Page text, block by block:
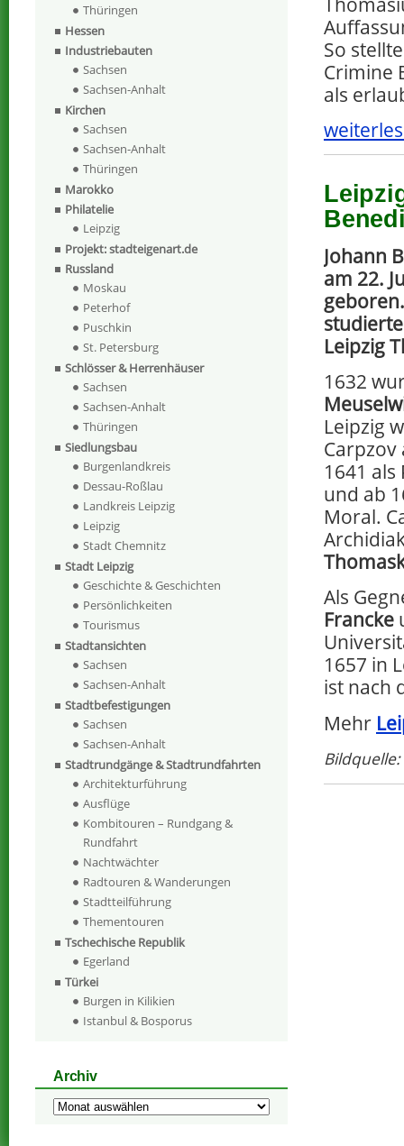
So
Crimine
als
Johann
am 22.
Leipzig
1632
Leipzig
Carpzov
1641
und ab
Moral.
Als
Francke
1657 in
ist nach
Mehr
Thüringen
Hessen
Industriebauten
Sachsen
Sachsen-Anhalt
Kirchen
Sachsen
Sachsen-Anhalt
Thüringen
Marokko
Philatelie
Leipzig
Projekt: stadteigenart.de
Russland
Moskau
Peterhof
Puschkin
St. Petersburg
Schlösser & Herrenhäuser
Sachsen
Sachsen-Anhalt
Thüringen
Siedlungsbau
Burgenlandkreis
Dessau-Roßlau
Landkreis Leipzig
Leipzig
Stadt Chemnitz
Stadt Leipzig
Geschichte & Geschichten
Persönlichkeiten
Tourismus
Stadtansichten
Sachsen
Sachsen-Anhalt
Stadtbefestigungen
Sachsen
Sachsen-Anhalt
Stadtrundgänge & Stadtrundfahrten
Architekturführung
Ausflüge
Kombitouren – Rundgang &
Rundfahrt
Nachtwächter
Radtouren & Wanderungen
Stadtteilführung
Thementouren
Tschechische Republik
Egerland
Türkei
Burgen in Kilikien
Istanbul & Bosporus
Archiv
Archiv